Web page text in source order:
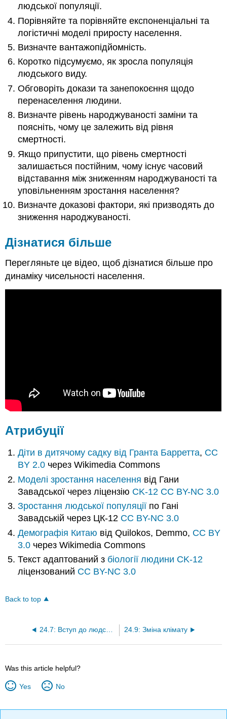
людської популяції.
Порівняйте та порівняйте експоненціальні та
логістичні моделі приросту населення.
Визначте вантажопідйомність.
Коротко підсумуємо, як зросла популяція
людського виду.
Обговоріть докази та занепокоєння щодо
перенаселення людини.
Визначте рівень народжуваності заміни та
поясніть, чому це залежить від рівня
смертності.
Якщо припустити, що рівень смертності
залишається постійним, чому існує часовий
відставання між зниженням народжуваності та
уповільненням зростання населення?
Визначте доказові фактори, які призводять до
зниження народжуваності.
Дізнатися більше
Перегляньте це відео, щоб дізнатися більше про
динаміку чисельності населення.
Атрибуції
Діти в дитячому садку від Гранта Барретта, CC
BY 2.0 через Wikimedia Commons
Моделі зростання населення від Гани
Завадської через ліцензію CK-12 CC BY-NC 3.0
Зростання людської популяції по Гані
Завадській через ЦК-12 CC BY-NC 3.0
Демографія Китаю від Quilokos, Demmo, CC BY
3.0 через Wikimedia Commons
Текст адаптований з біології людини CK-12
ліцензований CC BY-NC 3.0
Back to top
24.7: Вступ до людських популяцій 24.9: Зміна клімату
Was this article helpful?
Yes No